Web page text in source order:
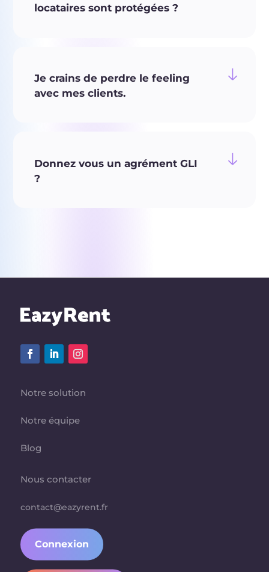
locataires sont protégées ?
Je crains de perdre le feeling
avec mes clients.
Donnez vous un agrément GLI
?
Notre solution
Notre équipe
Blog
Nous contacter
contact@eazyrent.fr
Connexion